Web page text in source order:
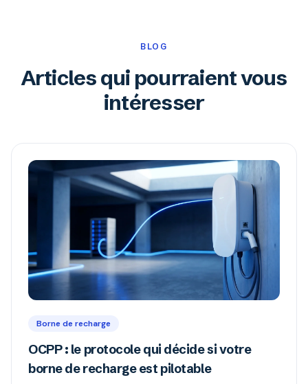
BLOG
Articles qui pourraient vous
intéresser
Borne de recharge
OCPP : le protocole qui décide si votre
borne de recharge est pilotable